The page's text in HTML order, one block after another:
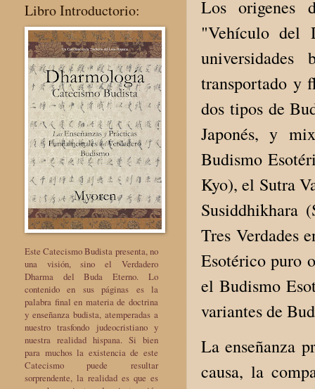
Los origenes
"Vehículo del
transportado y
dos tipos de
Japonés, y
Budismo
Kyo), el Sutra
Susiddhikhara
Tres Verdades
Esotérico puro
el Budismo
variantes de
La enseñanza
causa, la
Libro Introductorio:
Este Catecismo Budista presenta, no
una visión, sino el Verdadero
Dharma del Buda Eterno. Lo
contenido en sus páginas es la
palabra final en materia de doctrina
y enseñanza budista, atemperadas a
nuestro trasfondo judeocristiano y
nuestra realidad hispana. Si bien
para muchos la existencia de este
Catecismo puede resultar
sorprendente, la realidad es que es